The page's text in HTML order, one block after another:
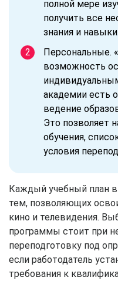
полной мере
получить все
знания и навыки.
Персональные.
возможность
академии есть
ведение
Это позволяет
обучения,
условия
Каждый учебный план
тем, позволяющих
кино и телевидения.
программы стоит при
переподготовку под
если работодатель
требования к